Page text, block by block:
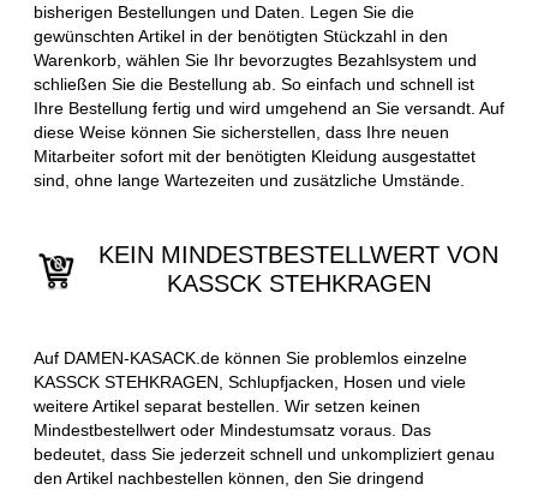
bisherigen Bestellungen und Daten. Legen Sie die
gewünschten Artikel in der benötigten Stückzahl in den
Warenkorb, wählen Sie Ihr bevorzugtes Bezahlsystem und
schließen Sie die Bestellung ab. So einfach und schnell ist
Ihre Bestellung fertig und wird umgehend an Sie versandt. Auf
diese Weise können Sie sicherstellen, dass Ihre neuen
Mitarbeiter sofort mit der benötigten Kleidung ausgestattet
sind, ohne lange Wartezeiten und zusätzliche Umstände.
KEIN MINDESTBESTELLWERT VON
KASSCK STEHKRAGEN
Auf DAMEN-KASACK.de können Sie problemlos einzelne
KASSCK STEHKRAGEN, Schlupfjacken, Hosen und viele
weitere Artikel separat bestellen. Wir setzen keinen
Mindestbestellwert oder Mindestumsatz voraus. Das
bedeutet, dass Sie jederzeit schnell und unkompliziert genau
den Artikel nachbestellen können, den Sie dringend